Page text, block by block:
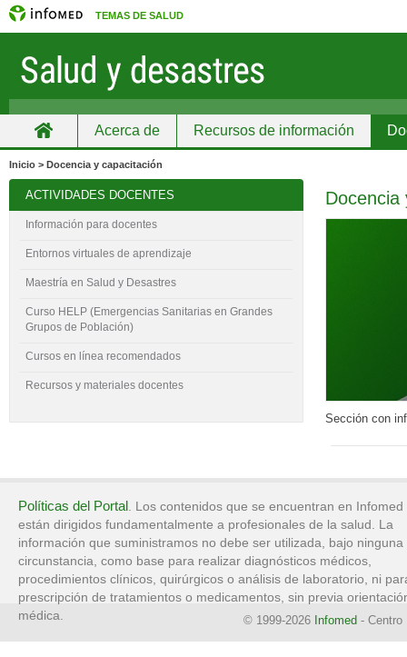
TEMAS DE SALUD
Acerca de Recursos de información
Inicio > Docencia y capacitación
Docencia
Sección con
ACTIVIDADES DOCENTES
Información para docentes
Entornos virtuales de aprendizaje
Maestría en Salud y Desastres
Curso HELP (Emergencias Sanitarias en Grandes
Grupos de Población)
Cursos en línea recomendados
Recursos y materiales docentes
Políticas del Portal. Los contenidos que se encuentran en Infomed
están dirigidos fundamentalmente a profesionales de la salud. La
información que suministramos no debe ser utilizada, bajo ninguna
circunstancia, como base para realizar diagnósticos médicos,
procedimientos clínicos, quirúrgicos o análisis de laboratorio, ni
prescripción de tratamientos o medicamentos, sin previa
médica.
© 1999-2026 Infomed - Centro